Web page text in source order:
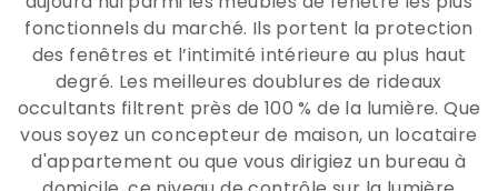
fonctionnels du marché. Ils portent la protection
des fenêtres et l’intimité intérieure au plus haut
degré. Les meilleures doublures de rideaux
occultants filtrent près de 100 % de la lumière. Que
vous soyez un concepteur de maison, un locataire
d'appartement ou que vous dirigiez un bureau à